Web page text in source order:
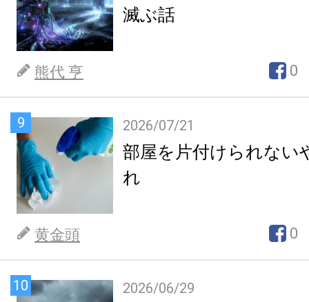
滅ぶ話
熊代 亨 0
9 2026/07/21
部屋を片付けられない
れ
黄金頭 0
10 2026/06/29